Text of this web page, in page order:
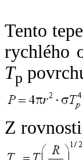
Tento
rychlého
Tp
Z